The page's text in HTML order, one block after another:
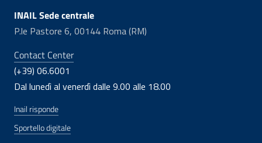
INAIL Sede centrale
P.le Pastore 6, 00144 Roma (RM)
Contact Center
(+39) 06.6001
Dal lunedì al venerdì dalle 9.00 alle 18.00
Inail risponde
Sportello digitale